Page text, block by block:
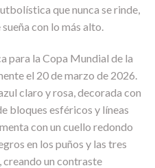
que nunca se rinde,
con lo más alto.
para la Copa Mundial de la
el 20 de marzo de 2026.
claro y rosa, decorada con
bloques esféricos y líneas
con un cuello redondo
en los puños y las tres
creando un contraste